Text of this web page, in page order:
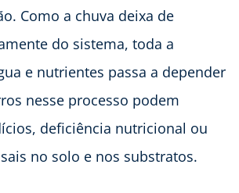
Como a chuva deixa de
do sistema, toda a
e nutrientes passa a depender
nesse processo podem
deficiência nutricional ou
no solo e nos substratos.